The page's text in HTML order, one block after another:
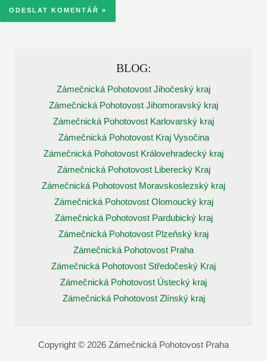
BLOG:
Zámečnická Pohotovost Jihočeský kraj
Zámečnická Pohotovost Jihomoravský kraj
Zámečnická Pohotovost Karlovarský kraj
Zámečnická Pohotovost Kraj Vysočina
Zámečnická Pohotovost Královehradecký kraj
Zámečnická Pohotovost Liberecký Kraj
Zámečnická Pohotovost Moravskoslezský kraj
Zámečnická Pohotovost Olomoucký kraj
Zámečnická Pohotovost Pardubický kraj
Zámečnická Pohotovost Plzeňský kraj
Zámečnická Pohotovost Praha
Zámečnická Pohotovost Středočeský Kraj
Zámečnická Pohotovost Ústecký kraj
Zámečnická Pohotovost Zlínský kraj
Copyright © 2026 Zámečnická Pohotovost Praha